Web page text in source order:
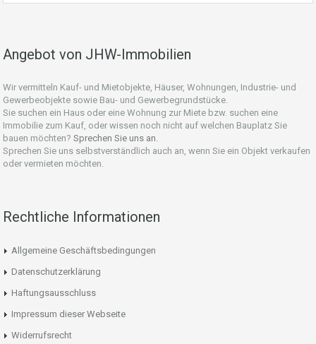
Angebot von JHW-Immobilien
Wir vermitteln Kauf- und Mietobjekte, Häuser, Wohnungen, Industrie- und
Gewerbeobjekte sowie Bau- und Gewerbegrundstücke.
Sie suchen ein Haus oder eine Wohnung zur Miete bzw. suchen eine
Immobilie zum Kauf, oder wissen noch nicht auf welchen Bauplatz Sie
bauen möchten? Sprechen Sie uns an.
Sprechen Sie uns selbstverständlich auch an, wenn Sie ein Objekt verkaufen
oder vermieten möchten.
Rechtliche Informationen
Allgemeine Geschäftsbedingungen
Datenschutzerklärung
Haftungsausschluss
Impressum dieser Webseite
Widerrufsrecht